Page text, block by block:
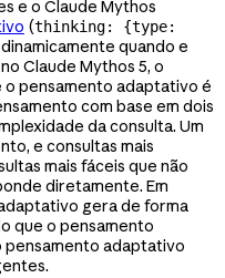
e o Claude Mythos
(thinking: {type:
quando e
Claude Mythos 5, o
pensamento adaptativo é
com base em dois
da consulta. Um
e consultas mais
mais fáceis que não
diretamente. Em
gera de forma
que o pensamento
pensamento adaptativo